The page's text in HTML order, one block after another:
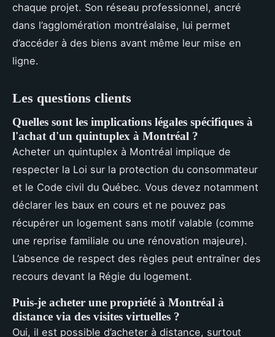
chaque projet. Son réseau professionnel, ancré
dans l’agglomération montréalaise, lui permet
d’accéder à des biens avant même leur mise en
ligne.
Les questions clients
Quelles sont les implications légales spécifiques à
l'achat d'un quintuplex à Montréal ?
Acheter un quintuplex à Montréal implique de
respecter la Loi sur la protection du consommateur
et le Code civil du Québec. Vous devez notamment
déclarer les baux en cours et ne pouvez pas
récupérer un logement sans motif valable (comme
une reprise familiale ou une rénovation majeure).
L’absence de respect des règles peut entraîner des
recours devant la Régie du logement.
Puis-je acheter une propriété à Montréal à
distance via des visites virtuelles ?
Oui, il est possible d’acheter à distance, surtout